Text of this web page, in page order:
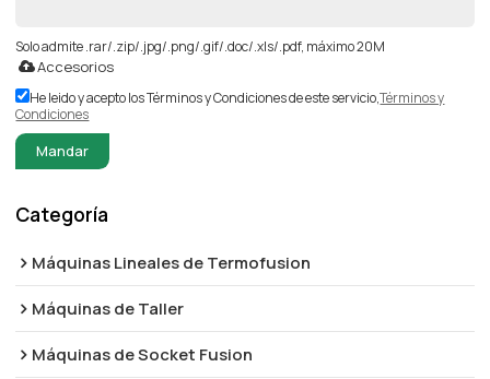
Solo admite .rar/.zip/.jpg/.png/.gif/.doc/.xls/.pdf, máximo 20M
Accesorios
He leido y acepto los Términos y Condiciones de este servicio,Términos y
Condiciones
Mandar
Categoría
Máquinas Lineales de Termofusion
Máquinas de Taller
Máquinas de Socket Fusion